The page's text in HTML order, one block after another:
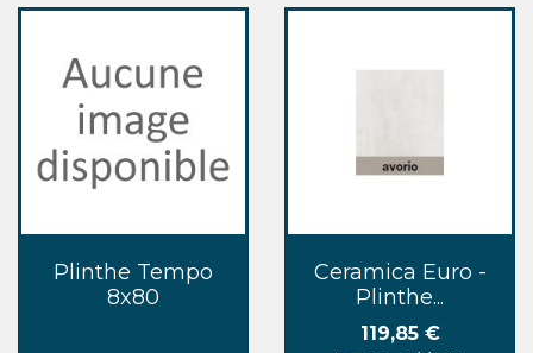
Plinthe Tempo
8x80
Ceramica Euro -
Plinthe...
Prix
119,85 €